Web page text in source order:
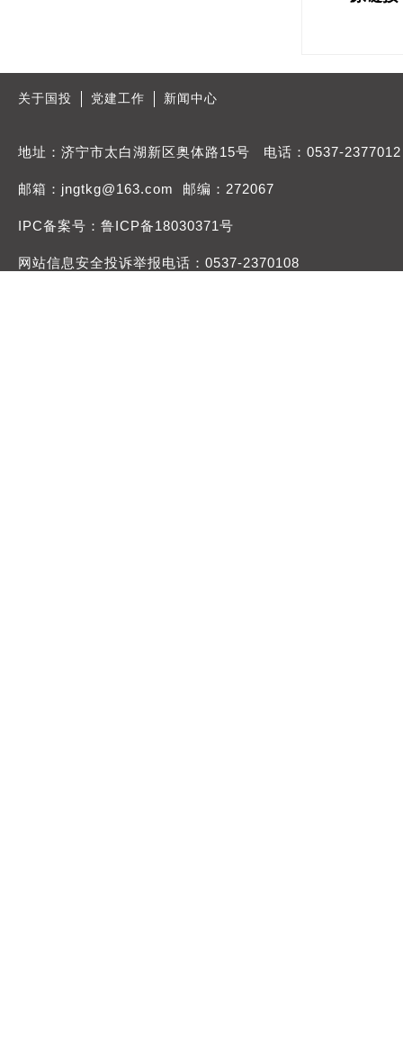
关于国投 党建工作 新闻中心
地址：济宁市太白湖新区奥体路15号 电话：0537-2377012
邮箱：jngtkg@163.com 邮编：272067
IPC备案号：鲁ICP备18030371号
网站信息安全投诉举报电话：0537-2370108